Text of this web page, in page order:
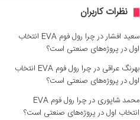
نظرات کاربران
سعید افشاردر
چرا رول فوم EVA انتخاب
اول در پروژه‌های صنعتی است؟
بهرنگ عراقی در
چرا رول فوم EVA انتخاب
اول در پروژه‌های صنعتی است؟
محمد شاپوری در
چرا رول فوم EVA
انتخاب اول در پروژه‌های صنعتی است؟